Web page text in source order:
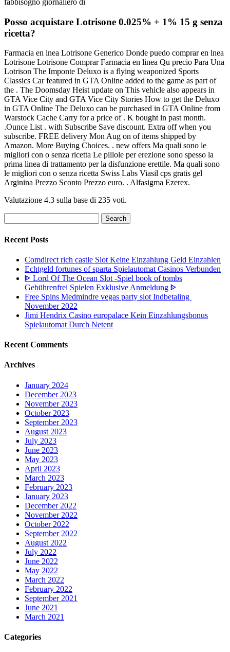
Posso acquistare Lotrisone 0.025% + 1% 15 g senza
ricetta?
Farmacia en lnea Lotrisone Generico Donde puedo comprar en lnea
Lotrisone Lotrisone Comprar Farmacia en linea Qu precio Para Una
Lotrison The Imponte Deluxo is a flying weaponized Sports
Classics Car featured in GTA Online added to the game as part of
the . The Doomsday Heist update on This vehicle also appears in
GTA Vice City and GTA Vice City Stories How to get the Deluxo
in GTA Online The Deluxo can be purchased in GTA Online from
Warstock Cache Carry for a price of . K bought in past month.
.Ounce List . with Subscribe Save discount. Extra off when you
subscribe. FREE delivery Mon Aug on of items shipped by
Amazon. More Buying Choices. . new offers Ma quali sono le
migliori con o senza ricetta Le pillole per erezione sono spesso la
prima linea di trattamento per la disfunzione erettile. Ma quali sono
le migliori con o senza ricetta Swiss Labs Viasil cps gratis gel
Arginina Prezzo Sconto Prezzo euro. . Alfasigma Ezerex.
Valutazione 4.3 sulla base di 235 voti.
for:
Recent Posts
Comdirect rich castle Slot Keine Einzahlung Geld Einzahlen
Echtgeld fortunes of sparta Spielautomat Casinos Verbunden
ᐈ Lord Of The Ocean Slot -Spiel book of tombs
Gebührenfrei Spielen Exklusive Anmeldung ᐈ
Free Spins Medmindre vegas party slot Indbetaling ️
November 2022
Jimi Hendrix Casino europalace Kein Einzahlungsbonus
Spielautomat Durch Netent
Recent Comments
Archives
January 2024
December 2023
November 2023
October 2023
September 2023
August 2023
July 2023
June 2023
May 2023
April 2023
March 2023
February 2023
January 2023
December 2022
November 2022
October 2022
September 2022
August 2022
July 2022
June 2022
May 2022
March 2022
February 2022
September 2021
June 2021
March 2021
Categories